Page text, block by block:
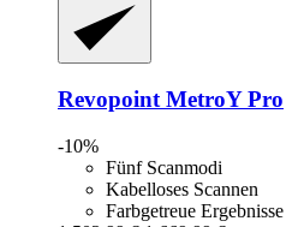
Revopoint MetroY Pro
-10%
Fünf Scanmodi
Kabelloses Scannen
Farbgetreue Ergebnisse